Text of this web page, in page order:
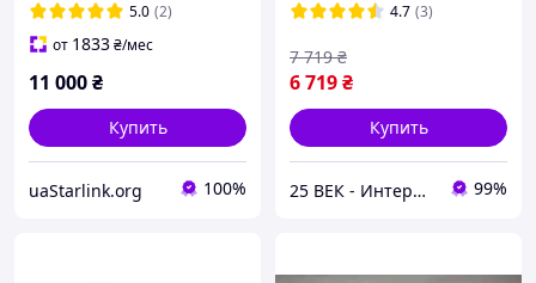
5.0 (2)
от 1833₴/мес
11 000₴
Купить
uaStarlink.org 100%
4.7 (3)
6 719₴
7 719 ₴
Купить
25 ВЕК - Интернет-Магазин: электрический, бензиновый, аккумуляторный инструмент и строительство. 99%